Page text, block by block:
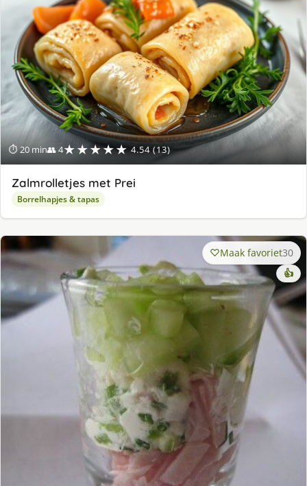
⏱ 20 min👥 4★★★★★ 4.54 (13)
Zalmrolletjes met Prei
Borrelhapjes & tapas
Maak favoriet30
👍